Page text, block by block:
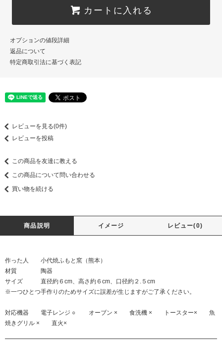
カートに入れる
オプションの値段詳細
返品について
特定商取引法に基づく表記
レビューを見る(0件)
レビューを投稿
この商品を友達に教える
この商品について問い合わせる
買い物を続ける
商品説明 イメージ レビュー(0)
作った人 小代焼ふもと窯（熊本）
材質 陶器
サイズ 直径約６cm、高さ約６cm、口径約２.５cm
※一つひとつ手作りのためサイズに誤差が生じますがご了承ください。
対応機器 電子レンジ ○ オーブン × 食洗機 × トースター× 魚
焼きグリル × 直火×